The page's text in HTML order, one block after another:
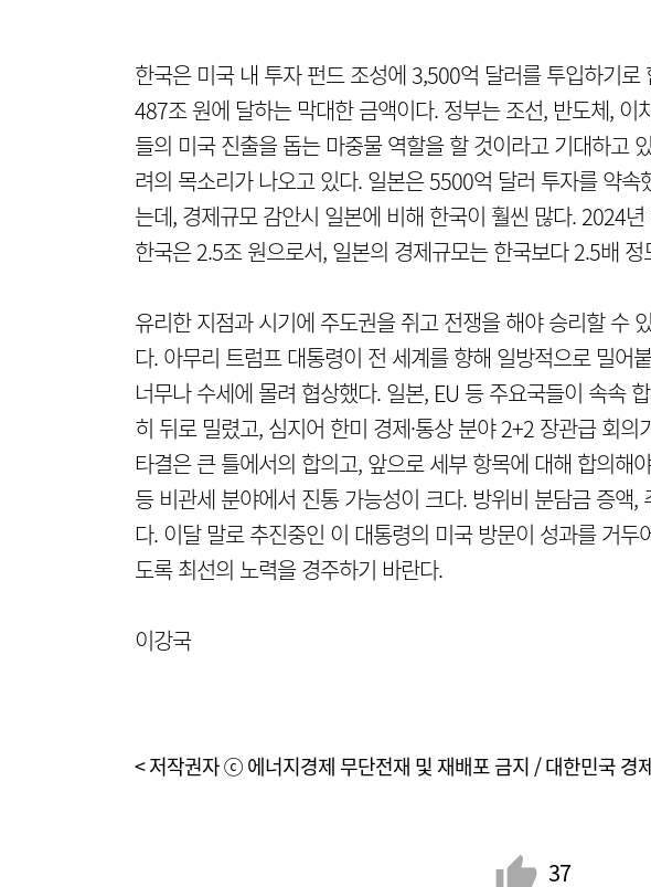
한국은 미국 내 투자 펀드 조성에 3,500억 달러를 투입하기
487조 원에 달하는 막대한 금액이다. 정부는 조선, 반도체, 이
들의 미국 진출을 돕는 마중물 역할을 할 것이라고 기대하고
려의 목소리가 나오고 있다. 일본은 5500억 달러 투자를 약
는데, 경제규모 감안시 일본에 비해 한국이 훨씬 많다. 2024
한국은 2.5조 원으로서, 일본의 경제규모는 한국보다 2.5배 정
유리한 지점과 시기에 주도권을 쥐고 전쟁을 해야 승리할 수
다. 아무리 트럼프 대통령이 전 세계를 향해 일방적으로 밀어
너무나 수세에 몰려 협상했다. 일본, EU 등 주요국들이 속속
히 뒤로 밀렸고, 심지어 한미 경제·통상 분야 2+2 장관급 회
타결은 큰 틀에서의 합의고, 앞으로 세부 항목에 대해 합의해
등 비관세 분야에서 진통 가능성이 크다. 방위비 분담금 증액
다. 이달 말로 추진중인 이 대통령의 미국 방문이 성과를 거
도록 최선의 노력을 경주하기 바란다.
이강국
< 저작권자 ⓒ 에너지경제 무단전재 및 재배포 금지 / 대한민국 경
37